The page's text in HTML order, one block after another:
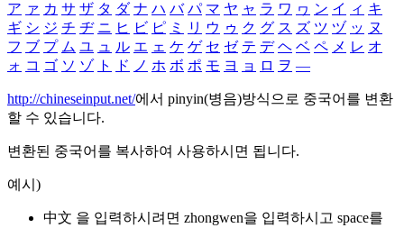
ア ァ カ サ ザ タ ダ ナ ハ バ パ マ ヤ ャ ラ ワ ヮ ン イ ィ キ
ギ シ ジ チ ヂ ニ ヒ ビ ピ ミ リ ウ ゥ ク グ ス ズ ツ ヅ ッ ヌ
フ ブ プ ム ユ ュ ル エ ェ ケ ゲ セ ゼ テ デ ヘ ベ ペ メ レ オ
ォ コ ゴ ソ ゾ ト ド ノ ホ ボ ポ モ ヨ ョ ロ ヲ ―
http://chineseinput.net/에서 pinyin(병음)방식으로 중국어를 변환
할 수 있습니다.
변환된 중국어를 복사하여 사용하시면 됩니다.
예시)
中文 을 입력하시려면 zhongwen을 입력하시고 space를